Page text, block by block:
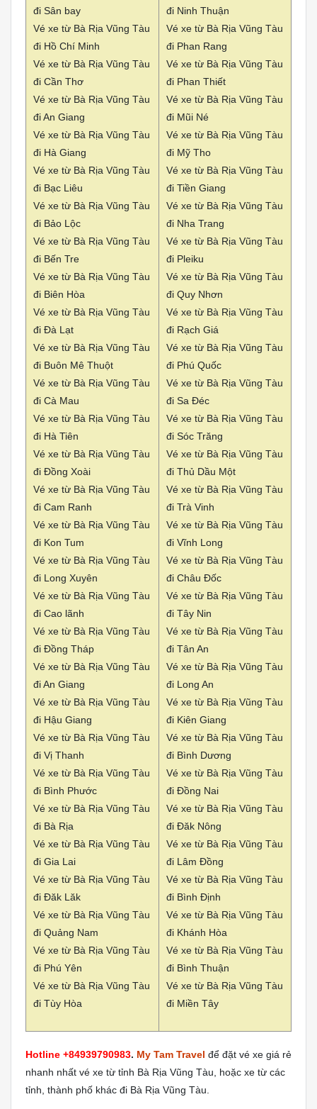
đi Sân bay
Vé xe từ Bà Rịa Vũng Tàu
đi Hồ Chí Minh
Vé xe từ Bà Rịa Vũng Tàu
đi Cần Thơ
Vé xe từ Bà Rịa Vũng Tàu
đi An Giang
Vé xe từ Bà Rịa Vũng Tàu
đi Hà Giang
Vé xe từ Bà Rịa Vũng Tàu
đi Bạc Liêu
Vé xe từ Bà Rịa Vũng Tàu
đi Bảo Lộc
Vé xe từ Bà Rịa Vũng Tàu
đi Bến Tre
Vé xe từ Bà Rịa Vũng Tàu
đi Biên Hòa
Vé xe từ Bà Rịa Vũng Tàu
đi Đà Lạt
Vé xe từ Bà Rịa Vũng Tàu
đi Buôn Mê Thuột
Vé xe từ Bà Rịa Vũng Tàu
đi Cà Mau
Vé xe từ Bà Rịa Vũng Tàu
đi Hà Tiên
Vé xe từ Bà Rịa Vũng Tàu
đi Đồng Xoài
Vé xe từ Bà Rịa Vũng Tàu
đi Cam Ranh
Vé xe từ Bà Rịa Vũng Tàu
đi Kon Tum
Vé xe từ Bà Rịa Vũng Tàu
đi Long Xuyên
Vé xe từ Bà Rịa Vũng Tàu
đi Cao lãnh
Vé xe từ Bà Rịa Vũng Tàu
đi Đồng Tháp
Vé xe từ Bà Rịa Vũng Tàu
đi An Giang
Vé xe từ Bà Rịa Vũng Tàu
đi Hậu Giang
Vé xe từ Bà Rịa Vũng Tàu
đi Vị Thanh
Vé xe từ Bà Rịa Vũng Tàu
đi Bình Phước
Vé xe từ Bà Rịa Vũng Tàu
đi Bà Rịa
Vé xe từ Bà Rịa Vũng Tàu
đi Gia Lai
Vé xe từ Bà Rịa Vũng Tàu
đi Đăk Lăk
Vé xe từ Bà Rịa Vũng Tàu
đi Quảng Nam
Vé xe từ Bà Rịa Vũng Tàu
đi Phú Yên
Vé xe từ Bà Rịa Vũng Tàu
đi Tùy Hòa
đi Ninh Thuận
Vé xe từ Bà Rịa Vũng Tàu
đi Phan Rang
Vé xe từ Bà Rịa Vũng Tàu
đi Phan Thiết
Vé xe từ Bà Rịa Vũng Tàu
đi Mũi Né
Vé xe từ Bà Rịa Vũng Tàu
đi Mỹ Tho
Vé xe từ Bà Rịa Vũng Tàu
đi Tiền Giang
Vé xe từ Bà Rịa Vũng Tàu
đi Nha Trang
Vé xe từ Bà Rịa Vũng Tàu
đi Pleiku
Vé xe từ Bà Rịa Vũng Tàu
đi Quy Nhơn
Vé xe từ Bà Rịa Vũng Tàu
đi Rạch Giá
Vé xe từ Bà Rịa Vũng Tàu
đi Phú Quốc
Vé xe từ Bà Rịa Vũng Tàu
đi Sa Đéc
Vé xe từ Bà Rịa Vũng Tàu
đi Sóc Trăng
Vé xe từ Bà Rịa Vũng Tàu
đi Thủ Dầu Một
Vé xe từ Bà Rịa Vũng Tàu
đi Trà Vinh
Vé xe từ Bà Rịa Vũng Tàu
đi Vĩnh Long
Vé xe từ Bà Rịa Vũng Tàu
đi Châu Đốc
Vé xe từ Bà Rịa Vũng Tàu
đi Tây Nin
Vé xe từ Bà Rịa Vũng Tàu
đi Tân An
Vé xe từ Bà Rịa Vũng Tàu
đi Long An
Vé xe từ Bà Rịa Vũng Tàu
đi Kiên Giang
Vé xe từ Bà Rịa Vũng Tàu
đi Bình Dương
Vé xe từ Bà Rịa Vũng Tàu
đi Đồng Nai
Vé xe từ Bà Rịa Vũng Tàu
đi Đăk Nông
Vé xe từ Bà Rịa Vũng Tàu
đi Lâm Đồng
Vé xe từ Bà Rịa Vũng Tàu
đi Bình Định
Vé xe từ Bà Rịa Vũng Tàu
đi Khánh Hòa
Vé xe từ Bà Rịa Vũng Tàu
đi Bình Thuận
Vé xe từ Bà Rịa Vũng Tàu
đi Miền Tây
Hotline +84939790983. My Tam Travel để đặt vé xe giá rẻ
nhanh nhất vé xe từ tỉnh Bà Rịa Vũng Tàu, hoặc xe từ các
tỉnh, thành phố khác đi Bà Rịa Vũng Tàu.